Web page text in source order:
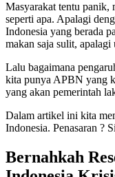
Masyarakat tentu panik,
seperti apa. Apalagi
Indonesia yang berada
makan saja sulit,
Lalu bagaimana
kita punya APBN yang
yang akan pemerintah
Dalam artikel ini kita
Indonesia. Penasaran ?
Bernahkah